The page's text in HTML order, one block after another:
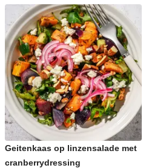
Geitenkaas op linzensalade met
cranberrydressing